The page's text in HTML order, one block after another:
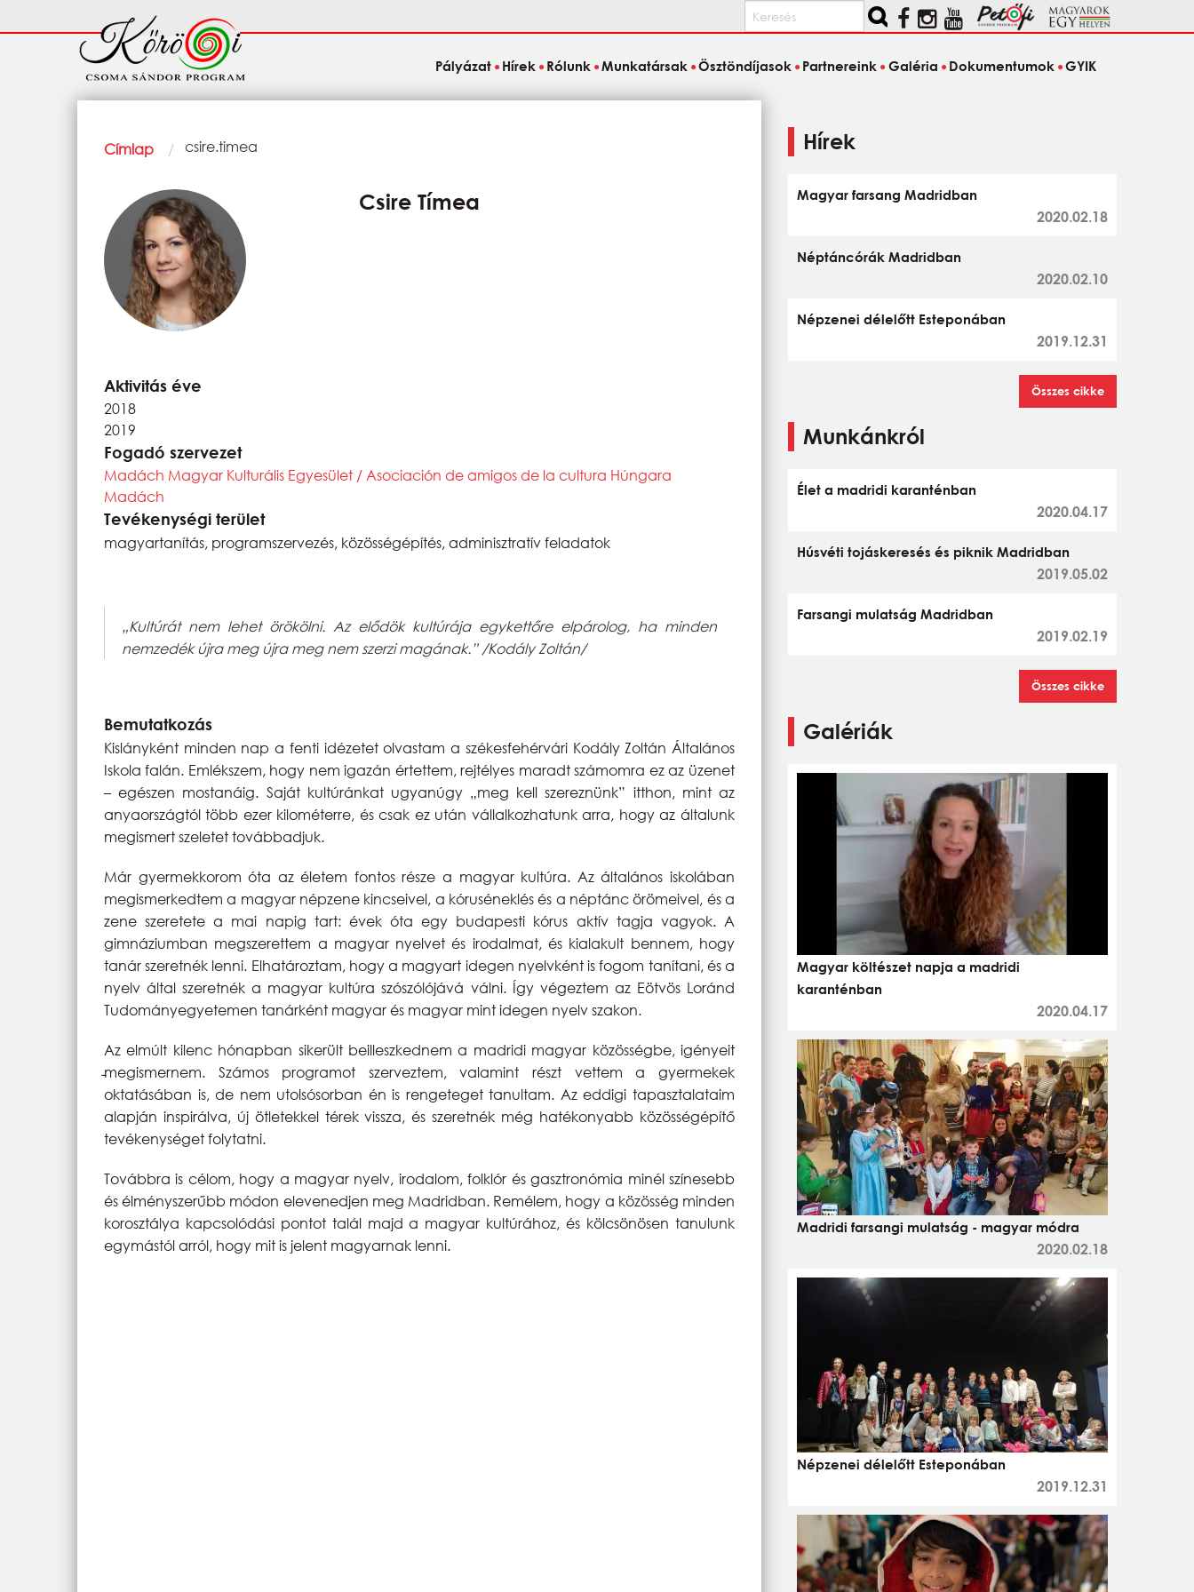
Keresés
Fő
navigáció
Pályázat Hírek Rólunk Munkatársak Ösztöndíjasok Partnereink Galéria Dokumentumok GYIK
Morzsa
Címlap Current:
csire.timea
Csire Tímea
Aktivitás éve
2018
2019
Fogadó szervezet
Madách Magyar Kulturális Egyesület / Asociación de amigos de la cultura Húngara
Madách
Tevékenységi terület
magyartanítás, programszervezés, közösségépítés, adminisztratív feladatok
„Kultúrát nem lehet örökölni. Az elődök kultúrája egykettőre elpárolog, ha minden
nemzedék újra meg újra meg nem szerzi magának.” /Kodály Zoltán/
Bemutatkozás
Kislányként minden nap a fenti idézetet olvastam a székesfehérvári Kodály Zoltán Általános
Iskola falán. Emlékszem, hogy nem igazán értettem, rejtélyes maradt számomra ez az üzenet
– egészen mostanáig. Saját kultúránkat ugyanúgy „meg kell szereznünk” itthon, mint az
anyaországtól több ezer kilométerre, és csak ez után vállalkozhatunk arra, hogy az általunk
megismert szeletet továbbadjuk.
Már gyermekkorom óta az életem fontos része a magyar kultúra. Az általános iskolában
megismerkedtem a magyar népzene kincseivel, a kóruséneklés és a néptánc örömeivel, és a
zene szeretete a mai napig tart: évek óta egy budapesti kórus aktív tagja vagyok. A
gimnáziumban megszerettem a magyar nyelvet és irodalmat, és kialakult bennem, hogy
tanár szeretnék lenni. Elhatároztam, hogy a magyart idegen nyelvként is fogom tanítani, és a
nyelv által szeretnék a magyar kultúra szószólójává válni. Így végeztem az Eötvös Loránd
Tudományegyetemen tanárként magyar és magyar mint idegen nyelv szakon.
Az elmúlt kilenc hónapban sikerült beilleszkednem a madridi magyar közösségbe, igényeit
̵megismernem. Számos programot szerveztem, valamint részt vettem a gyermekek
oktatásában is, de nem utolsósorban én is rengeteget tanultam. Az eddigi tapasztalataim
alapján inspirálva, új ötletekkel térek vissza, és szeretnék még hatékonyabb közösségépítő
tevékenységet folytatni.
Továbbra is célom, hogy a magyar nyelv, irodalom, folklór és gasztronómia minél színesebb
és élményszerűbb módon elevenedjen meg Madridban. Remélem, hogy a közösség minden
korosztálya kapcsolódási pontot talál majd a magyar kultúrához, és kölcsönösen tanulunk
egymástól arról, hogy mit is jelent magyarnak lenni.
Hírek
Magyar farsang Madridban
2020.02.18
Néptáncórák Madridban
2020.02.10
Népzenei délelőtt Esteponában
2019.12.31
Összes cikke
Munkánkról
Élet a madridi karanténban
2020.04.17
Húsvéti tojáskeresés és piknik Madridban
2019.05.02
Farsangi mulatság Madridban
2019.02.19
Összes cikke
Galériák
Magyar költészet napja a madridi
karanténban
2020.04.17
Madridi farsangi mulatság - magyar módra
2020.02.18
Népzenei délelőtt Esteponában
2019.12.31